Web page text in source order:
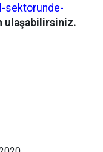
sektorunde-
ulaşabilirsiniz.